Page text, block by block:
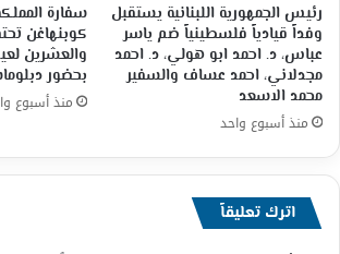
رئيس الجمهورية اللبنانية يستقبل
وفداً قيادياً فلسطينياً ضم ياسر
عباس، د. احمد ابو هولي، د. احمد
مجدلاني، احمد عساف والسفير
محمد الاسعد
منذ أسبوع واحد
سفارة
كوبنهاغن
والعشرين
بحضور
منذ أسبوع
اترك تعليقاً